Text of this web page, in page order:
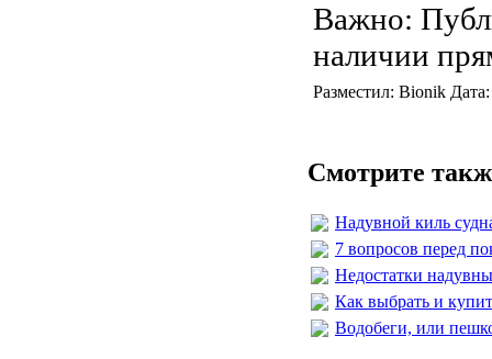
Важно:
наличии
Разместил: Bionik
Смотрите
Надувной киль
7 вопросов перед
Недостатки
Как выбрать и
Водобеги, или